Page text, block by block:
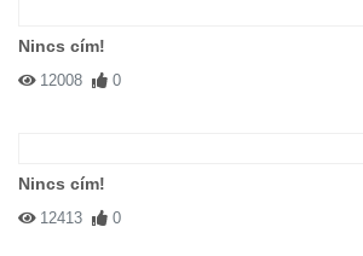
Nincs cím!
12008 0
Nincs cím!
12413 0